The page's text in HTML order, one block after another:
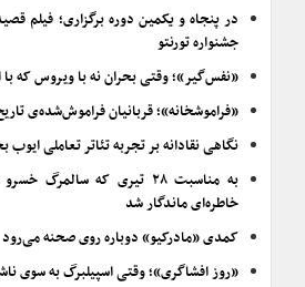
در پنجاه و یکمین دوره برگزاری؛ فیلم
جشنواره تورنتو
«نفس‌گیر»؛ وقتی بحران نه با ویروس که با
«فراموشخانه»؛ قربانیان فراموش‌شده‌ی
نگاهی نقادانه بر تجربه تئاتر تعاملی
به مناسبت ۲۸ تیری که
خاطره‌ای ماندگار شد
کمدی «مادرکیو» دوباره روی صحنه می‌رود
«روز افشاگری»؛ وقتی اسپیلبرگ به سوی